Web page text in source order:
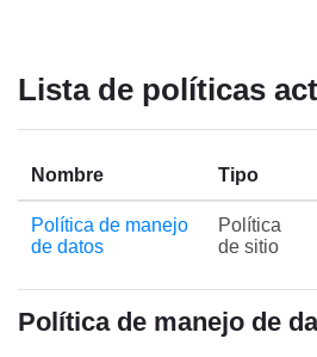
Lista de políticas
Nombre Tipo
Política de manejo
de datos
Política
de sitio
Política de manejo de